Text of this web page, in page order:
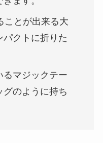
ことが出来る大
パクトに折りた
るマジックテー
グのように持ち